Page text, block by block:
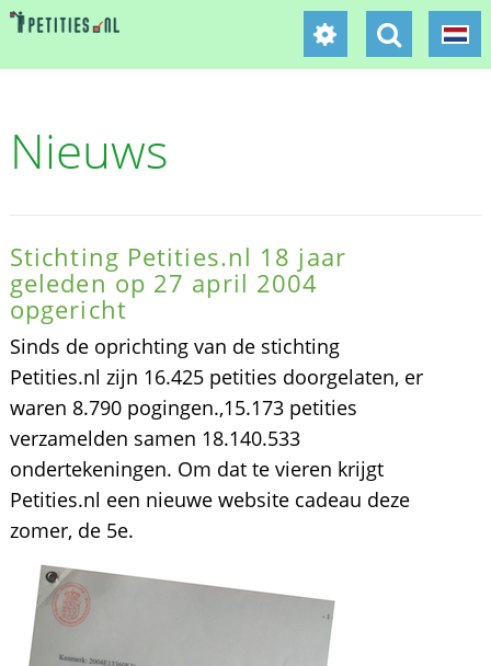
Nieuws
Stichting Petities.nl 18 jaar
geleden op 27 april 2004
opgericht
Sinds de oprichting van de stichting
Petities.nl zijn 16.425 petities doorgelaten, er
waren 8.790 pogingen.,15.173 petities
verzamelden samen 18.140.533
ondertekeningen. Om dat te vieren krijgt
Petities.nl een nieuwe website cadeau deze
zomer, de 5e.